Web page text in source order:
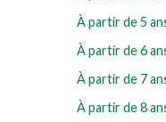
À partir de 5
À partir de 6
À partir de 7
À partir de 8